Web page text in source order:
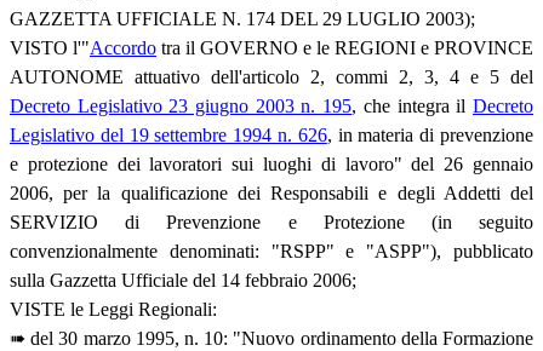
GAZZETTA UFFICIALE N. 174 DEL 29 LUGLIO 2003);
VISTO l'"Accordo tra il GOVERNO e le REGIONI e PROVINCE
AUTONOME attuativo dell'articolo 2, commi 2, 3, 4 e 5 del
Decreto Legislativo 23 giugno 2003 n. 195, che integra ilDecreto
Legislativo del 19 settembre 1994 n. 626, in materia di prevenzione
e protezione dei lavoratori sui luoghi di lavoro" del 26 gennaio
2006, per la qualificazione dei Responsabili e degli Addetti del
SERVIZIO di Prevenzione e Protezione (in seguito
convenzionalmente denominati: "RSPP" e "ASPP"), pubblicato
sulla Gazzetta Ufficiale del 14 febbraio 2006;
VISTE le Leggi Regionali:
➠ del 30 marzo 1995, n. 10: "Nuovo ordinamento della Formazione